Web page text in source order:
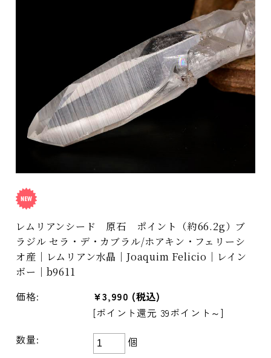
レムリアンシード 原石 ポイント（約66.2g）ブ
ラジル セラ・デ・カブラル/ホアキン・フェリーシ
オ産｜レムリアン水晶｜Joaquim Felicio｜レイン
ボー｜b9611
価格: ¥3,990 (税込)
[ポイント還元 39ポイント～]
数量:
個